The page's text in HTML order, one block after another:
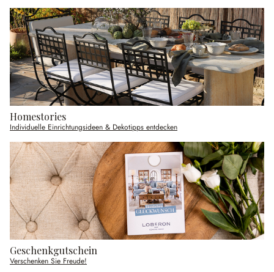
Homestories
Individuelle Einrichtungsideen & Dekotipps entdecken
Geschenkgutschein
Verschenken Sie Freude!